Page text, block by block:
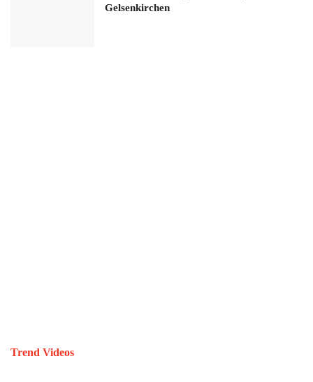
Gelsenkirchen
Trend Videos